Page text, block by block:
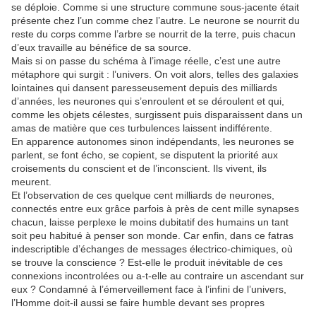
se déploie. Comme si une structure commune sous-jacente était
présente chez l’un comme chez l’autre. Le neurone se nourrit du
reste du corps comme l’arbre se nourrit de la terre, puis chacun
d’eux travaille au bénéfice de sa source.
Mais si on passe du schéma à l’image réelle, c’est une autre
métaphore qui surgit : l’univers. On voit alors, telles des galaxies
lointaines qui dansent paresseusement depuis des milliards
d’années, les neurones qui s’enroulent et se déroulent et qui,
comme les objets célestes, surgissent puis disparaissent dans un
amas de matière que ces turbulences laissent indifférente.
En apparence autonomes sinon indépendants, les neurones se
parlent, se font écho, se copient, se disputent la priorité aux
croisements du conscient et de l’inconscient. Ils vivent, ils
meurent.
Et l’observation de ces quelque cent milliards de neurones,
connectés entre eux grâce parfois à près de cent mille synapses
chacun, laisse perplexe le moins dubitatif des humains un tant
soit peu habitué à penser son monde. Car enfin, dans ce fatras
indescriptible d’échanges de messages électrico-chimiques, où
se trouve la conscience ? Est-elle le produit inévitable de ces
connexions incontrolées ou a-t-elle au contraire un ascendant sur
eux ? Condamné à l’émerveillement face à l’infini de l’univers,
l’Homme doit-il aussi se faire humble devant ses propres